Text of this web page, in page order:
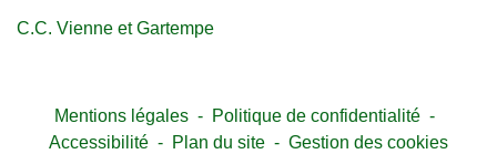
C.C. Vienne et Gartempe
Mentions légales - Politique de confidentialité -
Accessibilité - Plan du site - Gestion des cookies